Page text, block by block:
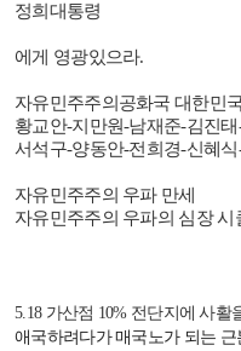
정희대통령
에게 영광있으라.
자유민주주의공화국 대한민
황교안-지만원-남재준-김진태
서석구-양동안-전희경-신혜식
자유민주주의 우파 만세
자유민주주의 우파의 심장 시
5.18 가산점 10% 전단지에 사활
애국하려다가 매국노가 되는 근